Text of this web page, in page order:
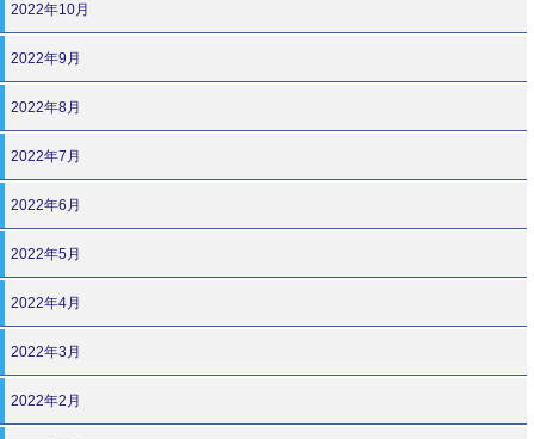
2022年10月
2022年9月
2022年8月
2022年7月
2022年6月
2022年5月
2022年4月
2022年3月
2022年2月